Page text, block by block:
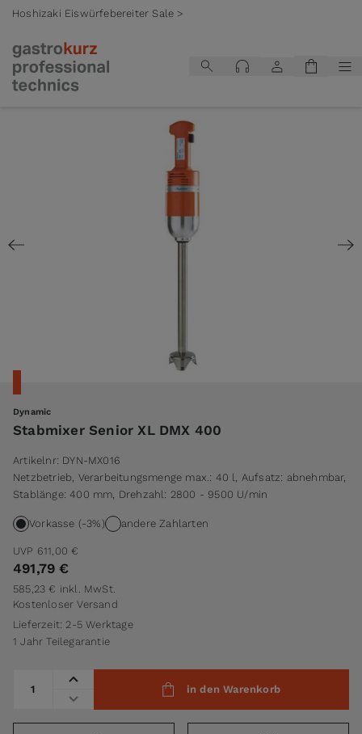
Hoshizaki Eiswürfebereiter Sale >
Dynamic
Stabmixer Senior XL DMX 400
Artikelnr: DYN-MX016
Netzbetrieb, Verarbeitungsmenge max.: 40 l, Aufsatz: abnehmbar,
Stablänge: 400 mm, Drehzahl: 2800 - 9500 U/min
Vorkasse (-3%) andere Zahlarten
UVP 611,00 €
491,79 €
585,23 € inkl. MwSt.
Kostenloser Versand
Lieferzeit: 2-5 Werktage
1 Jahr Teilegarantie
in den Warenkorb